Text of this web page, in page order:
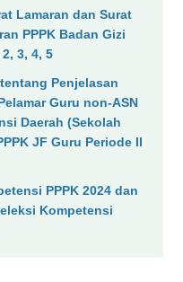
Lamaran dan Surat
PPPK Badan Gizi
3, 4, 5
Penjelasan
Guru non-ASN
Daerah (Sekolah
JF Guru Periode II
PPPK 2024 dan
Kompetensi